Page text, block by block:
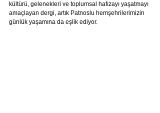
kültürü, gelenekleri ve toplumsal hafızayı yaşatmayı
amaçlayan dergi, artık Patnoslu hemşehrilerimizin
günlük yaşamına da eşlik ediyor.